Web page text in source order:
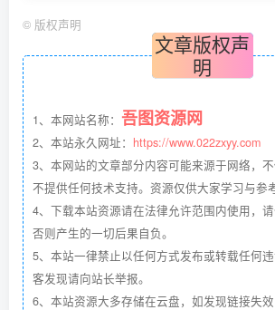
© 版权声明
文章版权声
明
1、本网站名称： 吾图资源网
2、本站永久网址： https://www.022zxyy.com
3、本网站的文章部分内容可能来源于网络，不
不提供任何技术支持。资源仅供大家学习与参
4、下载本站资源请在法律允许范围内使用，请
否则产生的一切后果自负。
5、本站一律禁止以任何方式发布或转载任何
客发现请向站长举报。
6、本站资源大多存储在云盘，如发现链接失